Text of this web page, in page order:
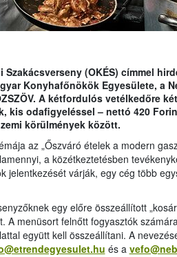
Szakácsverseny (OKÉS) címmel
Konyhafőnökök Egyesülete, a
A kétfordulós vetélkedőre
kis odafigyeléssel – nettó 420
körülmények között.
az „Őszváró ételek a modern
a közétkeztetésben
jelentkezését várják, egy cég több
egy előre összeállított
A menüsort felnőtt fogyasztók
együtt kell összeállítani. A
és a